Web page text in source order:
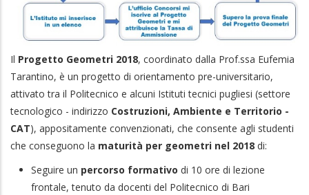
Il Progetto Geometri 2018, coordinato dalla Prof.ssa Eufemia
Tarantino, è un progetto di orientamento pre-universitario,
attivato tra il Politecnico e alcuni Istituti tecnici pugliesi (settore
tecnologico - indirizzo Costruzioni, Ambiente e Territorio -
CAT), appositamente convenzionati, che consente agli studenti
che conseguono la maturità per geometri nel 2018 di:
Seguire un percorso formativo di 10 ore di lezione
frontale, tenuto da docenti del Politecnico di Bari